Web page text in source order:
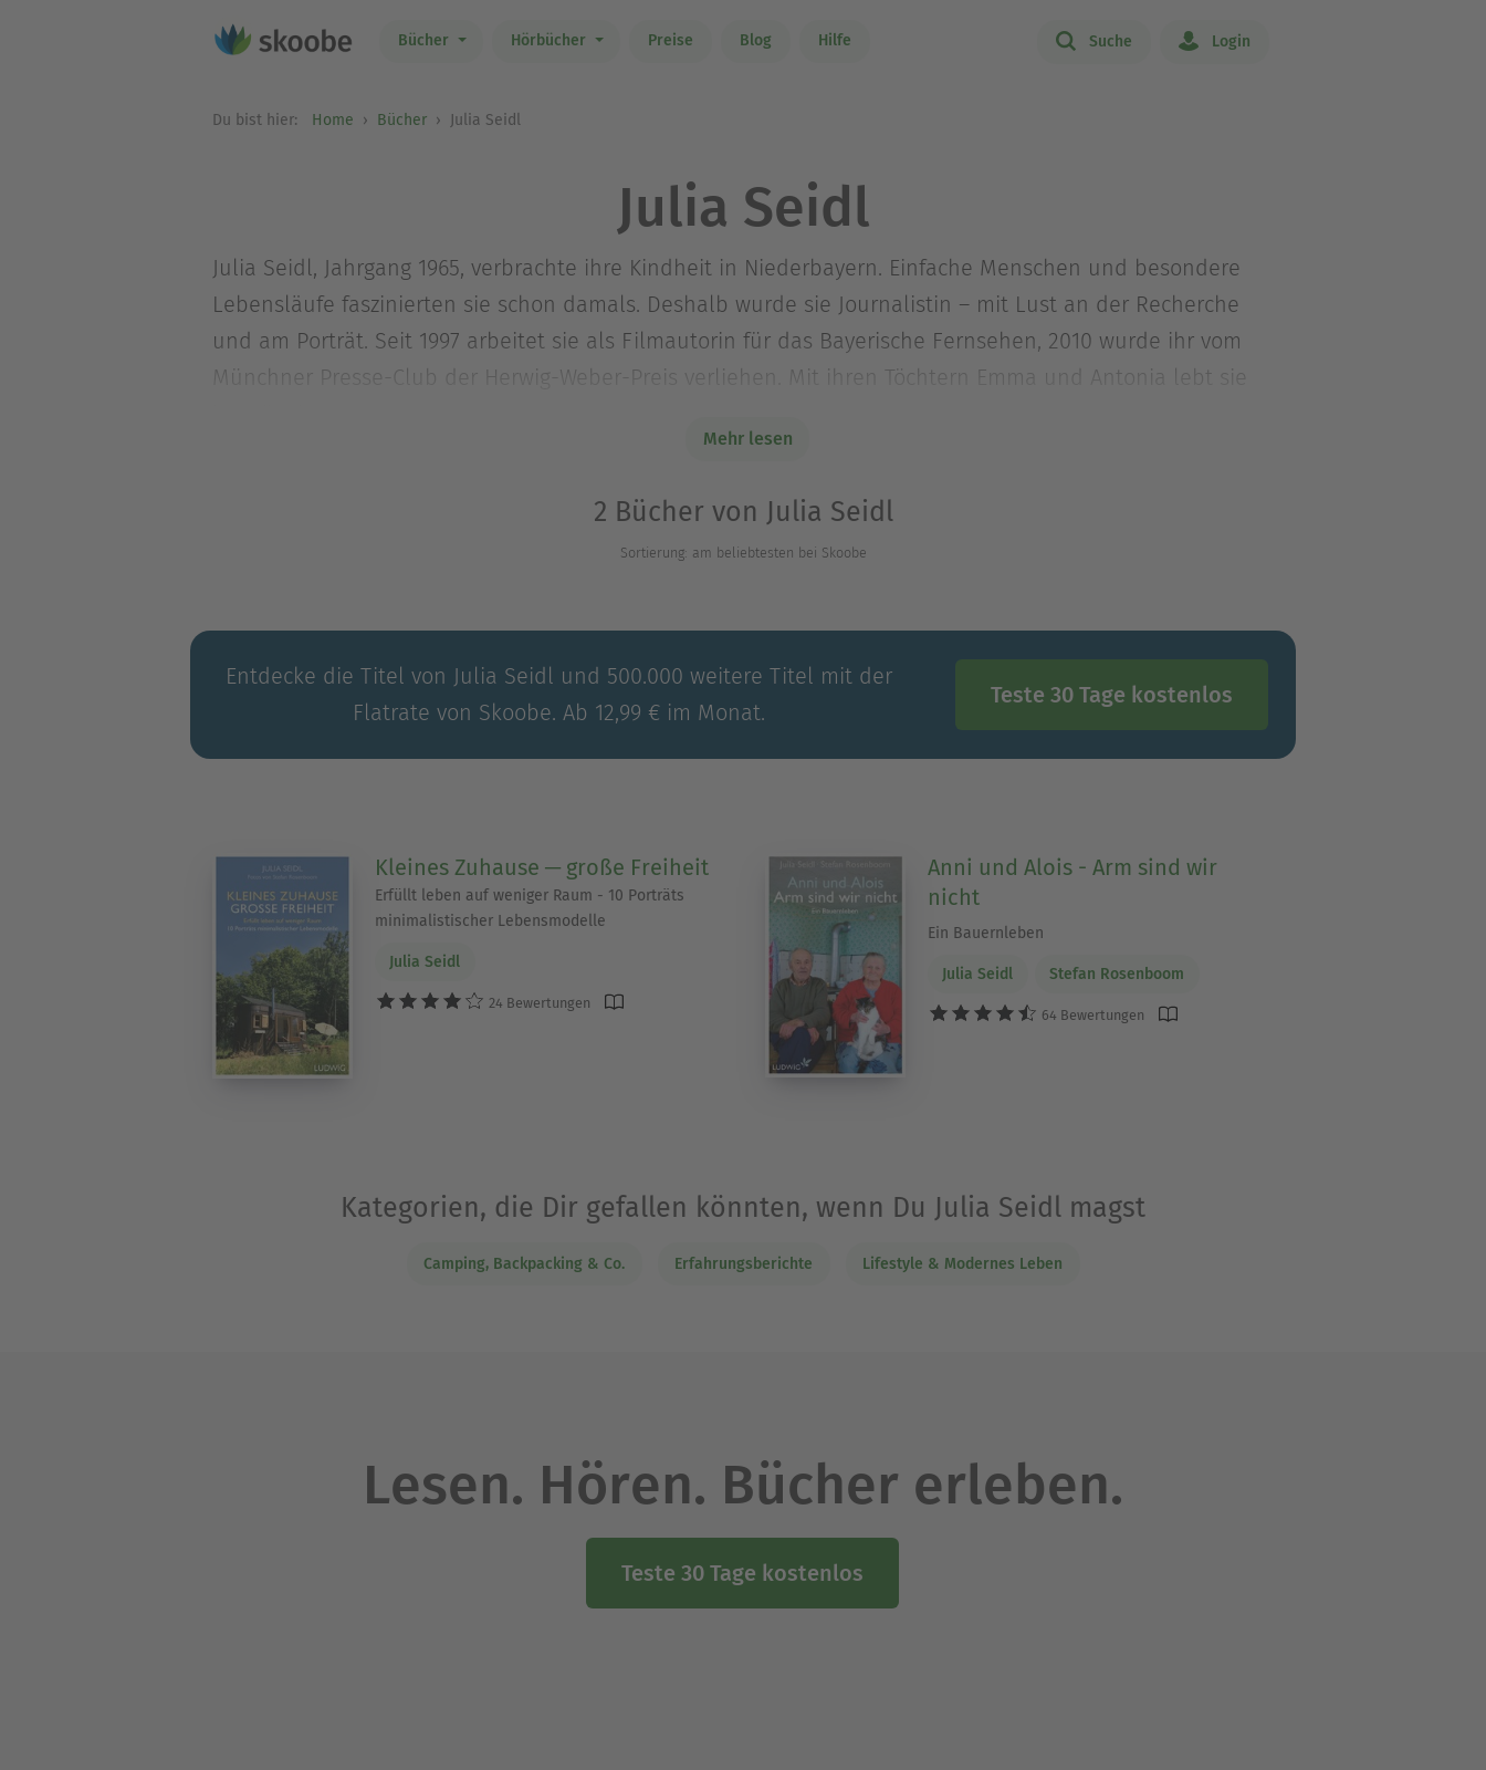
Bücher Hörbücher Preise Blog Hilfe Suche Login
Du bist hier: Home Bücher Julia Seidl
Julia Seidl
Julia Seidl, Jahrgang 1965, verbrachte ihre Kindheit in Niederbayern. Einfache Menschen und besondere
Lebensläufe faszinierten sie schon damals. Deshalb wurde sie Journalistin – mit Lust an der Recherche
und am Porträt. Seit 1997 arbeitet sie als Filmautorin für das Bayerische Fernsehen, 2010 wurde ihr vom
Münchner Presse-Club der Herwig-Weber-Preis verliehen. Mit ihren Töchtern Emma und Antonia lebt sie
Stefan Rosenboom wurde 1966 in Frankfurt am Main geboren. Seine Fotoarbeiten haben die
Buch- und Kalenderverlage und für namhafte Firmen der Outdoorbranche. Er ist Preisträger des Dia-
Festivals ElMundo in den Kategorien „beste Präsentation“ (2007 und 2008) und „beste Fotografie“ (2008).
Mehr lesen
2 Bücher von Julia Seidl
Sortierung: am beliebtesten bei Skoobe
Entdecke die Titel von Julia Seidl und 500.000 weitere Titel mit der
Flatrate von Skoobe. Ab 12,99 € im Monat.
Teste 30 Tage kostenlos
Kleines Zuhause ─ große Freiheit
Erfüllt leben auf weniger Raum - 10 Porträts
minimalistischer Lebensmodelle
Julia Seidl
24 Bewertungen
Anni und Alois - Arm sind wir
nicht
Ein Bauernleben
Julia Seidl Stefan Rosenboom
64 Bewertungen
Kategorien, die Dir gefallen könnten, wenn Du Julia Seidl magst
Camping, Backpacking & Co. Erfahrungsberichte Lifestyle & Modernes Leben
Lesen. Hören. Bücher erleben.
Teste 30 Tage kostenlos